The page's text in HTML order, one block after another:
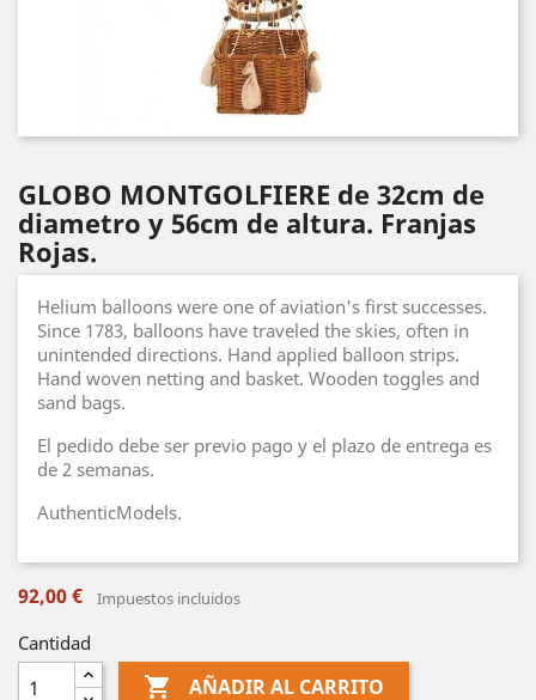
GLOBO MONTGOLFIERE de 32cm de
diametro y 56cm de altura. Franjas
Rojas.
Helium balloons were one of aviation's first successes.
Since 1783, balloons have traveled the skies, often in
unintended directions. Hand applied balloon strips.
Hand woven netting and basket. Wooden toggles and
sand bags.
El pedido debe ser previo pago y el plazo de entrega es
de 2 semanas.
AuthenticModels.
92,00 € Impuestos incluidos
Cantidad
 AÑADIR AL CARRITO